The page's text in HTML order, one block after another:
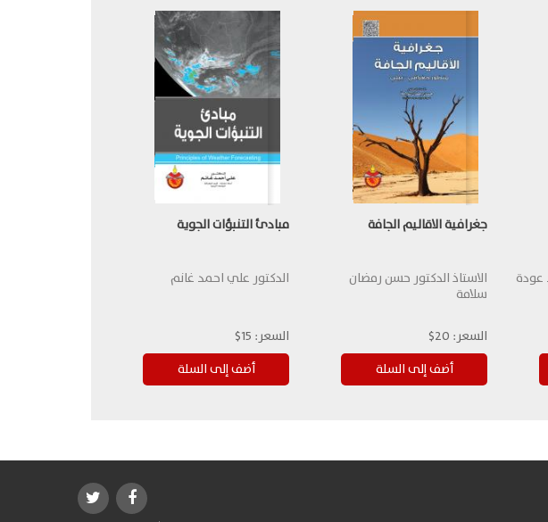
عودة
جغرافية الاقاليم الجافة
الاستاذ الدكتور حسن رمضان
سلامة
السعر: 20$
مبادئ التنبؤات الجوية
الدكتور علي احمد غانم
السعر: 15$